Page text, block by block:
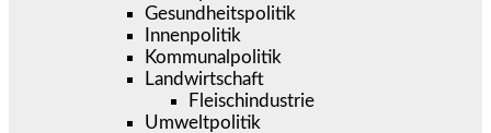
Gesundheitspolitik
Innenpolitik
Kommunalpolitik
Landwirtschaft
Fleischindustrie
Umweltpolitik